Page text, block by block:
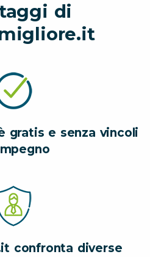
di
gratis e senza vincoli
confronta diverse